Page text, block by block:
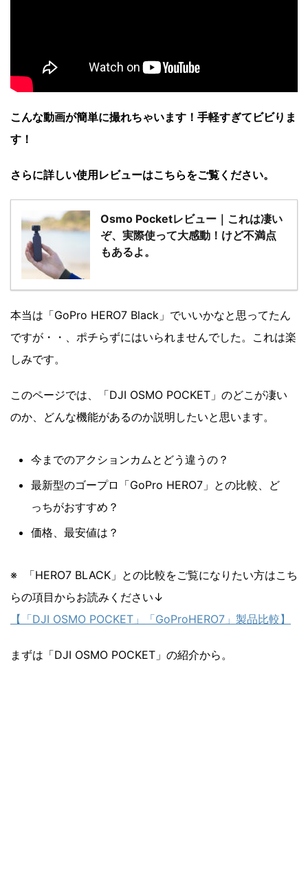
こんな動画が簡単に撮れちゃいます！手軽すぎてビビりま
す！
さらに詳しい使用レビューはこちらをご覧ください。
Osmo Pocketレビュー｜これは凄い
ぞ、実際使って大感動！けど不満点
もあるよ。
本当は「GoPro HERO7 Black」でいいかなと思ってたん
ですが・・、ポチらずにはいられませんでした。これは楽
しみです。
このページでは、「DJI OSMO POCKET」のどこが凄い
のか、どんな機能があるのか説明したいと思います。
今までのアクションカムとどう違うの？
最新型のゴープロ「GoPro HERO7」との比較、ど
っちがおすすめ？
価格、最安値は？
※ 「HERO7 BLACK」との比較をご覧になりたい方はこち
らの項目からお読みください↓
【「DJI OSMO POCKET」「GoProHERO7」製品比較】
まずは「DJI OSMO POCKET」の紹介から。